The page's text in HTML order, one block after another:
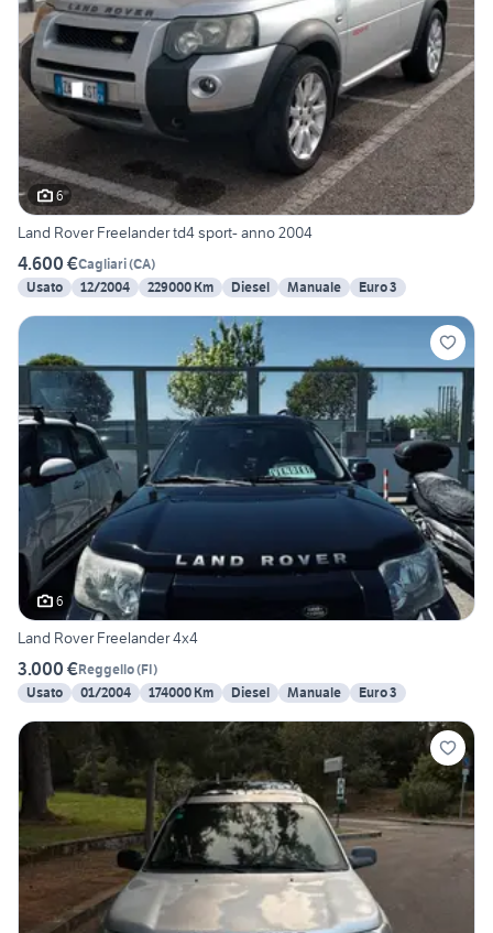
6
Land Rover Freelander td4 sport- anno 2004
4.600 €Cagliari(CA)
Usato
12/2004 229000 Km Diesel Manuale Euro 3
6
Land Rover Freelander 4x4
3.000 €Reggello(FI)
Usato
01/2004 174000 Km Diesel Manuale Euro 3